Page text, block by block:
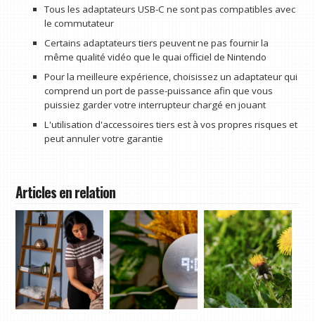
Tous les adaptateurs USB-C ne sont pas compatibles avec
le commutateur
Certains adaptateurs tiers peuvent ne pas fournir la
même qualité vidéo que le quai officiel de Nintendo
Pour la meilleure expérience, choisissez un adaptateur qui
comprend un port de passe-puissance afin que vous
puissiez garder votre interrupteur chargé en jouant
L'utilisation d'accessoires tiers est à vos propres risques et
peut annuler votre garantie
Articles en relation